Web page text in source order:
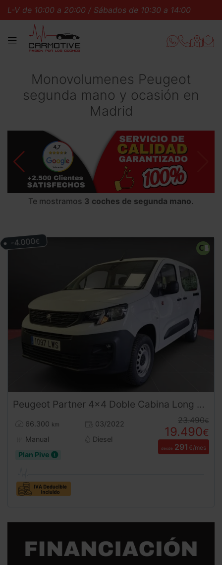
a 20:00 / Sábados de 10:30 a 14:00 L-V de 10:00
MENÚ
Monovolumenes Peugeot
segunda mano y ocasión en
Madrid
Te mostramos 3 coches de segunda mano.
Peugeot Partner 4x4 Doble Cabina Long Combi 5 Plazas (2022) | Desde 291€/mes
66.300 km
03/2022
Manual
Diesel
Plan Pive
23.490€
19.490€
desde 291 €/mes
-4.000€